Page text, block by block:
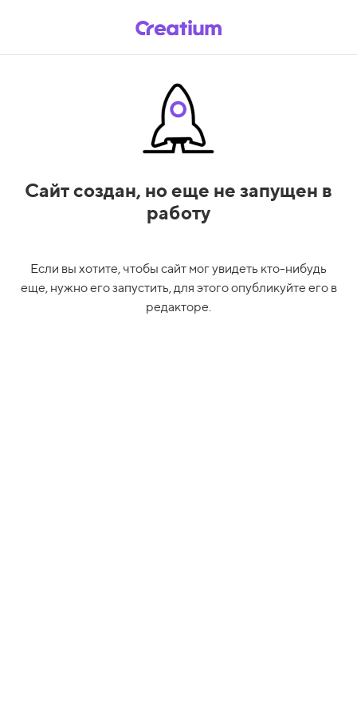
Сайт создан, но еще не запущен в
работу
Если вы хотите, чтобы сайт мог увидеть кто-нибудь
еще, нужно его запустить, для этого опубликуйте его в
редакторе.